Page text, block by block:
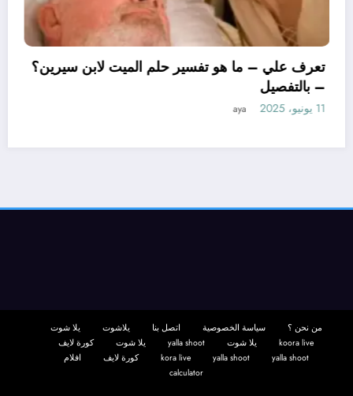
تعرف علي – ما هو
ابن سيرين لتفسير حلم
سياسة الخصوصية اتصل بنا